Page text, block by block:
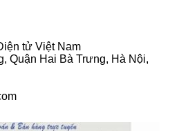
tử Việt Nam
Quận Hai Bà Trưng, Hà Nội,